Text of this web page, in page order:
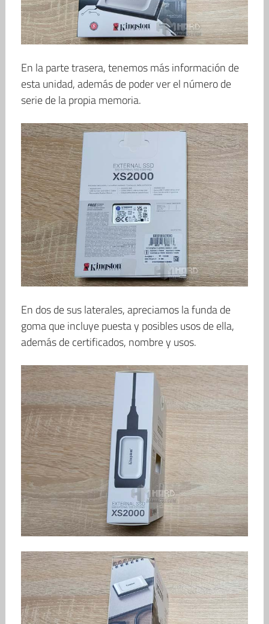
En la parte trasera, tenemos más información de
esta unidad, además de poder ver el número de
serie de la propia memoria.
En dos de sus laterales, apreciamos la funda de
goma que incluye puesta y posibles usos de ella,
además de certificados, nombre y usos.